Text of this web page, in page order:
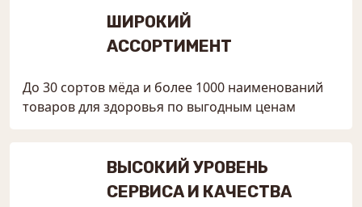
ШИРОКИЙ
АССОРТИМЕНТ
До 30 сортов мёда и более 1000 наименований
товаров для здоровья по выгодным ценам
ВЫСОКИЙ УРОВЕНЬ
СЕРВИСА И КАЧЕСТВА